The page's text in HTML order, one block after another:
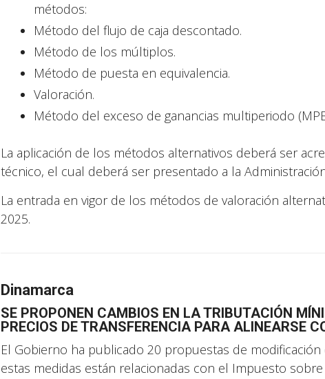
métodos:
Método del flujo de caja descontado.
Método de los múltiplos.
Método de puesta en equivalencia.
Valoración.
Método del exceso de ganancias multiperiodo
La aplicación de los métodos alternativos deberá ser
técnico, el cual deberá ser presentado a la
La entrada en vigor de los métodos de valoración
2025.
Dinamarca
SE PROPONEN CAMBIOS EN LA TRIBUTACIÓN
PRECIOS DE TRANSFERENCIA PARA ALINEARSE
El Gobierno ha publicado 20 propuestas de
estas medidas están relacionadas con el Impuesto